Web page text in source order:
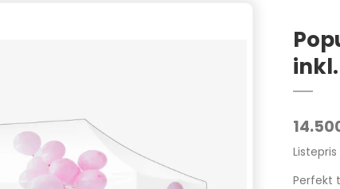
skræddersyet varbiler
Sædeovertræk
universal varebiler
skræddersyet
Listepris
Perfekt